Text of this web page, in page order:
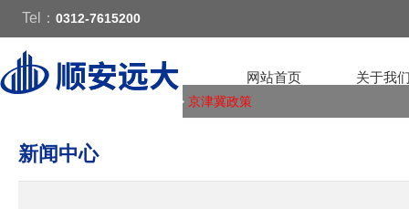
Tel： 0312-7615200
网站首页 关于我
> 京津冀政策
新闻中心